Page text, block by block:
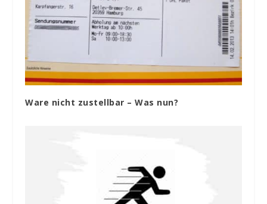
Ware nicht zustellbar – Was nun?